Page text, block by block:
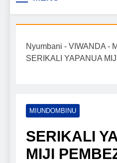
kilimo,
mafanikio
Nyumbani - VIWANDA -
SERIKALI YAPANUA
MIUNDOMBINU
SERIKALI
MIJI